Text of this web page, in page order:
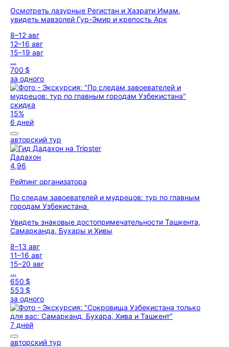
Осмотреть лазурные Регистан и Хазрати Имам,
увидеть мавзолей Гур-Эмир и крепость Арк
8–12 авг
12–16 авг
15–19 авг
...
700 $
за одного
скидка
15%
6 дней
авторский тур
Дадахон
4,96
Рейтинг организатора
По следам завоевателей и мудрецов: тур по главным
городам Узбекистана
Увидеть знаковые достопримечательности Ташкента,
Самарканда, Бухары и Хивы
8–13 авг
11–16 авг
15–20 авг
...
650 $
553 $
за одного
7 дней
авторский тур